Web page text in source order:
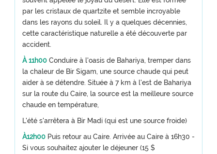
par les cristaux de quartzite et semble incroyable
dans les rayons du soleil. Il y a quelques décennies,
cette caractéristique naturelle a été découverte par
accident.
À 11h00 Conduire à l'oasis de Bahariya, tremper dans
la chaleur de Bir Sigam, une source chaude qui peut
aider à se détendre. Située à 7 km à l'est de Bahariya
sur la route du Caire, la source est la meilleure source
chaude en température,
L'été s'arrêtera à Bir Madi (qui est une source froide)
À12h00 Puis retour au Caire. Arrivée au Caire à 16h30 -
Si vous souhaitez ajouter le déjeuner (15 $